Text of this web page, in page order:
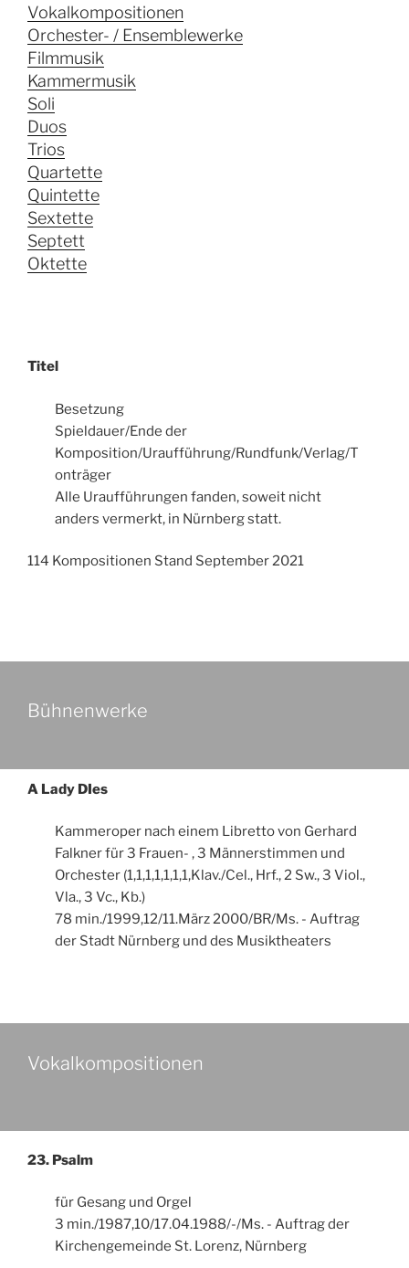
Vokalkompositionen
Orchester- / Ensemblewerke
Filmmusik
Kammermusik
Soli
Duos
Trios
Quartette
Quintette
Sextette
Septett
Oktette
Titel
Besetzung
Spieldauer/Ende der
Komposition/Uraufführung/Rundfunk/Verlag/T
onträger
Alle Uraufführungen fanden, soweit nicht
anders vermerkt, in Nürnberg statt.
114 Kompositionen Stand September 2021
Bühnenwerke
A Lady DIes
Kammeroper nach einem Libretto von Gerhard
Falkner für 3 Frauen- , 3 Männerstimmen und
Orchester (1,1,1,1,1,1,1,Klav./Cel., Hrf., 2 Sw., 3 Viol.,
Vla., 3 Vc., Kb.)
78 min./1999,12/11.März 2000/BR/Ms. - Auftrag
der Stadt Nürnberg und des Musiktheaters
Vokalkompositionen
23. Psalm
für Gesang und Orgel
3 min./1987,10/17.04.1988/-/Ms. - Auftrag der
Kirchengemeinde St. Lorenz, Nürnberg